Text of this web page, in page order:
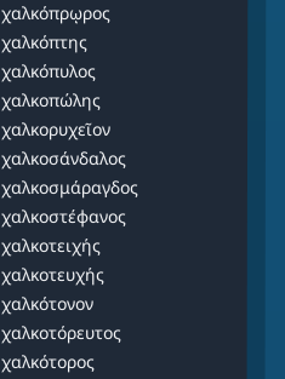
χαλκόπρῳρος
χαλκόπτης
χαλκόπυλος
χαλκοπώλης
χαλκορυχεῖον
χαλκοσάνδαλος
χαλκοσμάραγδος
χαλκοστέφανος
χαλκοτειχής
χαλκοτευχής
χαλκότονον
χαλκοτόρευτος
χαλκότορος